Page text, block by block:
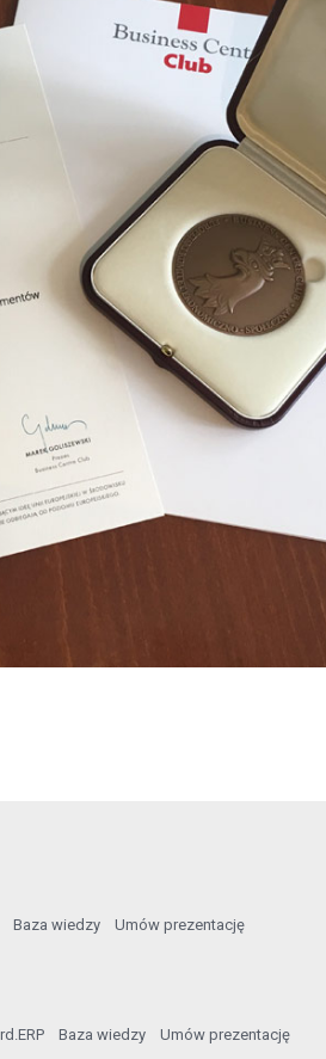
Baza wiedzy
Umów prezentację
Baza wiedzy
Umów prezentację